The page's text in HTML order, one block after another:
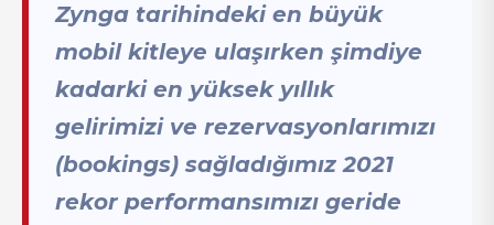
Zynga tarihindeki en büyük
mobil kitleye ulaşırken şimdiye
kadarki en yüksek yıllık
gelirimizi ve rezervasyonlarımızı
(bookings) sağladığımız 2021
rekor performansımızı geride